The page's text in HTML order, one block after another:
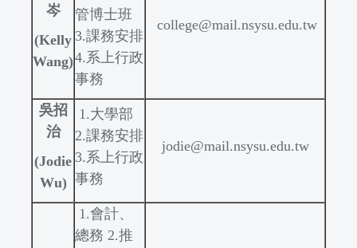
岑
(Kelly
Wang)
管博士班
3.課務安排
4.系上行政
事務
college@mail.nsysu.edu.tw
吳招
治
(Jodie
Wu)
1.大學部
2.課務安排
3.系上行政
事務
jodie@mail.nsysu.edu.tw
1.會計、
總務 2.推